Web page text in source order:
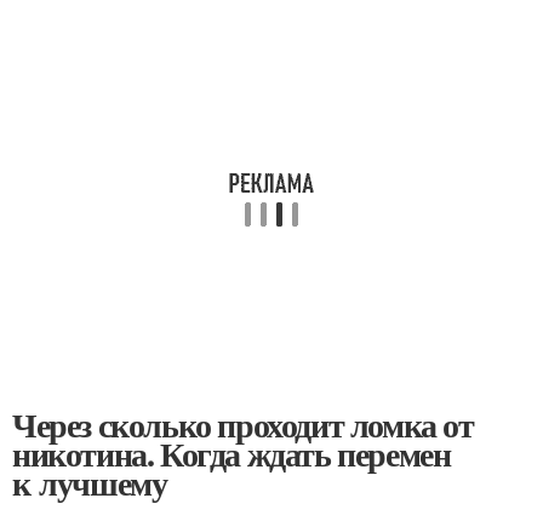
Через сколько проходит ломка от
никотина. Когда ждать перемен
к лучшему